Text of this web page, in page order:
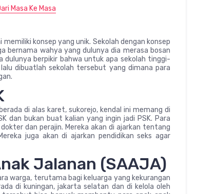
Masa Ke Masa
konsep yang unik. Sekolah dengan konsep
bernama wahya yang dulunya dia merasa bosan
dulunya berpikir bahwa untuk apa sekolah tinggi-
dibuatlah sekolah tersebut yang dimana para
di alas karet, sukorejo, kendal ini memang di
dan bukan buat kalian yang ingin jadi PSK. Para
dan perajin. Mereka akan di ajarkan tentang
juga akan di ajarkan pendidikan seks agar
Jalanan (SAAJA)
warga, terutama bagi keluarga yang kekurangan
di kuningan, jakarta selatan dan di kelola oleh